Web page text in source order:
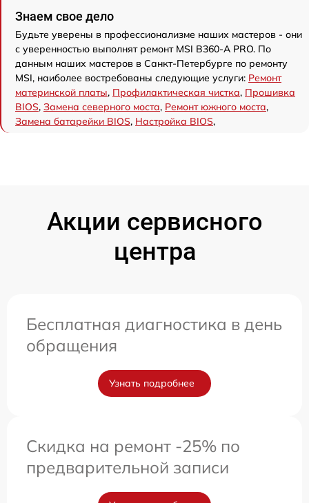
Знаем свое дело
Будьте уверены в профессионализме наших мастеров - они
с уверенностью выполнят ремонт MSI B360-A PRO. По
данным наших мастеров в Санкт-Петербурге по ремонту
MSI, наиболее востребованы следующие услуги: Ремонт
материнской платы, Профилактическая чистка, Прошивка
BIOS, Замена северного моста, Ремонт южного моста,
Замена батарейки BIOS, Настройка BIOS,
Акции сервисного
центра
Бесплатная диагностика в день
обращения
Узнать подробнее
Скидка на ремонт -25% по
предварительной записи